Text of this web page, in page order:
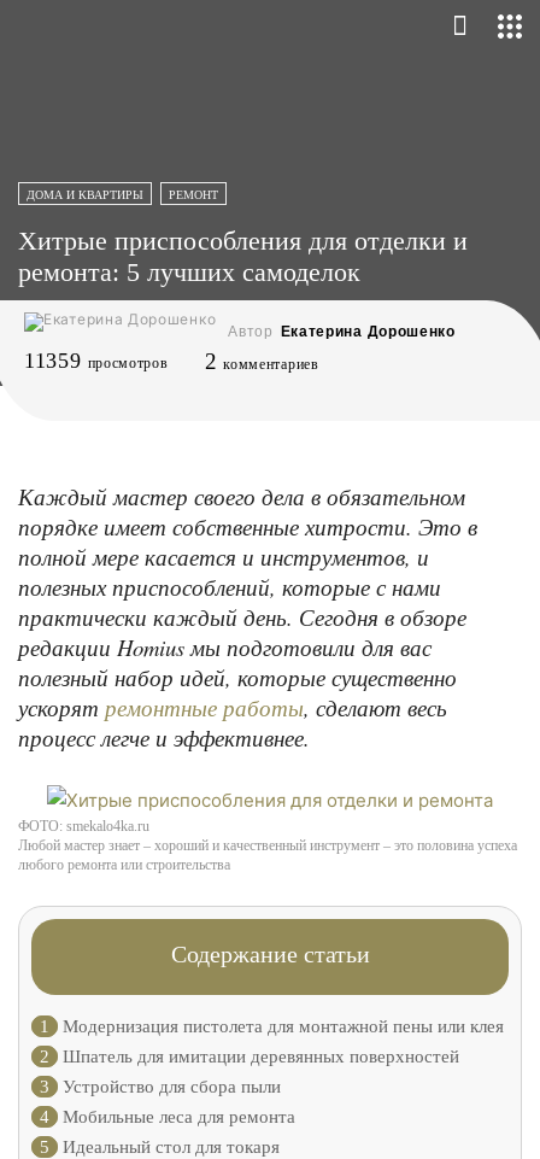
ДОМА И КВАРТИРЫ РЕМОНТ
Хитрые приспособления для отделки и
ремонта: 5 лучших самоделок
Автор Екатерина Дорошенко
11359 просмотров 2 комментариев
Каждый мастер своего дела в обязательном
порядке имеет собственные хитрости. Это в
полной мере касается и инструментов, и
полезных приспособлений, которые с нами
практически каждый день. Сегодня в обзоре
редакции Homius мы подготовили для вас
полезный набор идей, которые существенно
ускорят ремонтные работы, сделают весь
процесс легче и эффективнее.
ФОТО: smekalo4ka.ru
Любой мастер знает – хороший и качественный инструмент – это половина успеха
любого ремонта или строительства
Содержание статьи
1
Модернизация пистолета для монтажной пены или клея
2
Шпатель для имитации деревянных поверхностей
3
Устройство для сбора пыли
4
Мобильные леса для ремонта
5
Идеальный стол для токаря